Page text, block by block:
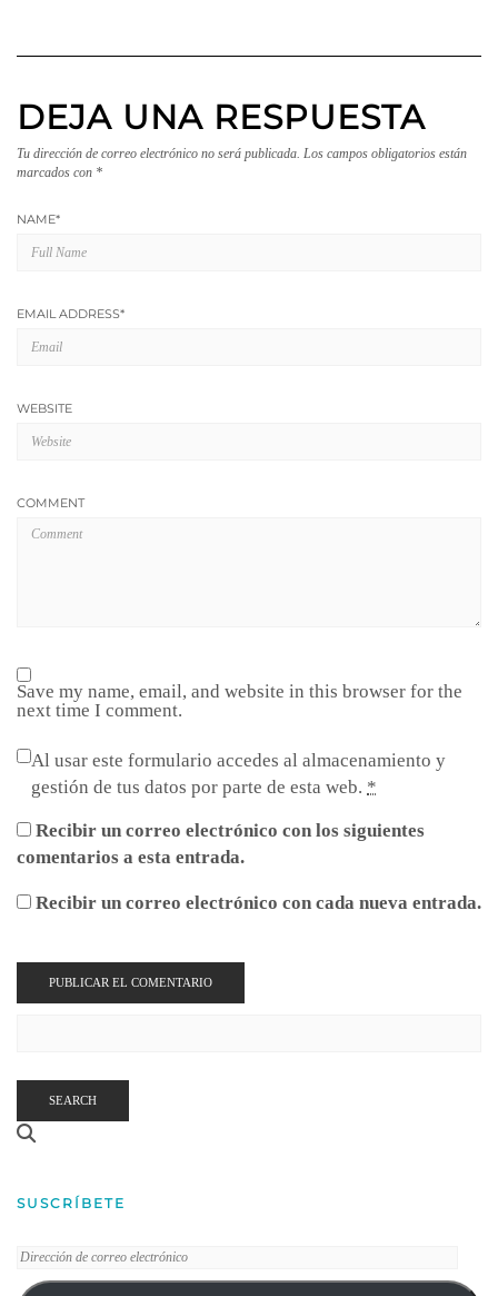
DEJA UNA RESPUESTA
Tu dirección de correo electrónico no será publicada. Los campos obligatorios están
marcados con *
NAME*
EMAIL ADDRESS*
WEBSITE
COMMENT
Save my name, email, and website in this browser for the
next time I comment.
Al usar este formulario accedes al almacenamiento y
gestión de tus datos por parte de esta web. *
Recibir un correo electrónico con los siguientes
comentarios a esta entrada.
Recibir un correo electrónico con cada nueva entrada.
SEARCH
SUSCRÍBETE
Dirección
de